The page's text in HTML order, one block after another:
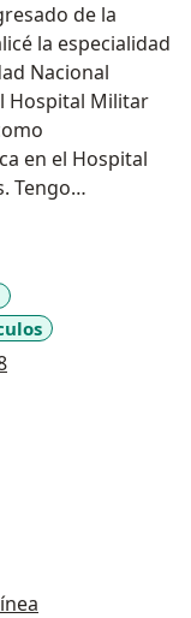
de la
la especialidad
Nacional
Hospital Militar
en el Hospital
Tengo
mínimamente
(SPU)
(AUA)
de Urología
de Urología